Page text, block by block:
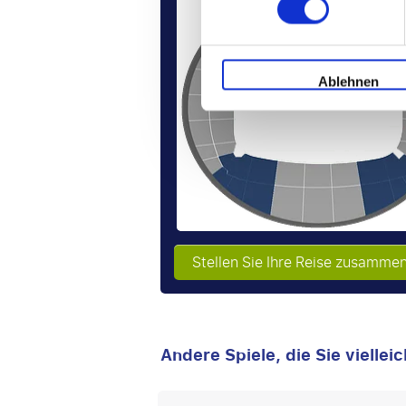
Ablehnen
Stellen Sie Ihre Reise zusammen
Andere Spiele, die Sie